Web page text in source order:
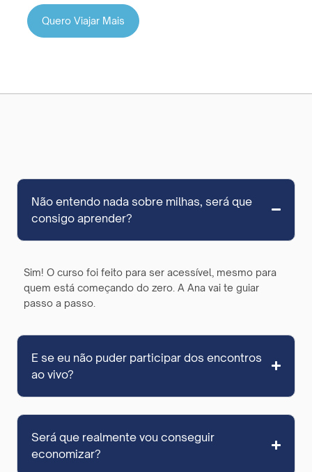
Quero Viajar Mais
Não entendo nada sobre milhas, será que
consigo aprender?
Sim! O curso foi feito para ser acessível, mesmo para
quem está começando do zero. A Ana vai te guiar
passo a passo.
E se eu não puder participar dos encontros
ao vivo?
Será que realmente vou conseguir
economizar?